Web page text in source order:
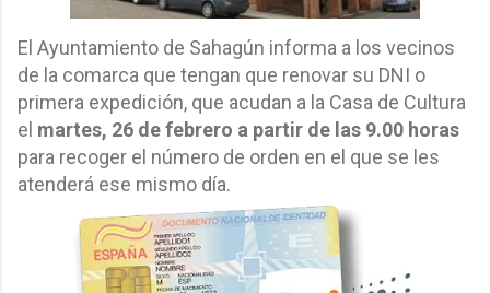
El Ayuntamiento de Sahagún informa a los vecinos
de la comarca que tengan que renovar su DNI o
primera expedición, que acudan a la Casa de Cultura
el martes, 26 de febrero a partir de las 9.00 horas
para recoger el número de orden en el que se les
atenderá ese mismo día.